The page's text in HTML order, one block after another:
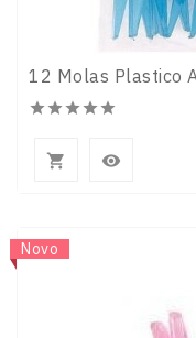
12 Molas Plastico

 
Novo